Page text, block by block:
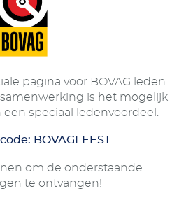
pagina voor BOVAG leden.
is het mogelijk
speciaal ledenvoordeel.
BOVAGLEEST
om de onderstaande
te ontvangen!